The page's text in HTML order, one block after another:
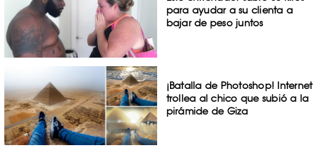
para ayudar a su clienta a
bajar de peso juntos
¡Batalla de Photoshop! Internet
trollea al chico que subió a la
pirámide de Giza